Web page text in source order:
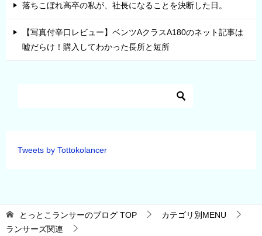
落ちこぼれ高卒の私が、社長になることを決断した日。
【写真付辛口レビュー】ベンツAクラスA180のネット記事は
嘘だらけ！購入してわかった長所と短所
Tweets by Tottokolancer
とっとこランサーのブログ TOP
カテゴリ別MENU
ランサーズ関連